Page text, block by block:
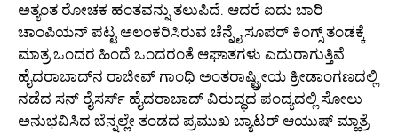
ಅತ್ಯಂತ ರೋಚಕ ಹಂತವನ್ನು ತಲುಪಿದೆ. ಆದರೆ ಐದು ಬಾರಿ
ಚಾಂಪಿಯನ್ ಪಟ್ಟ ಅಲಂಕರಿಸಿರುವ ಚೆನ್ನೈ ಸೂಪರ್ ಕಿಂಗ್ಸ್ ತಂಡಕ್ಕೆ
ಮಾತ್ರ ಒಂದರ ಹಿಂದೆ ಒಂದರಂತೆ ಆಘಾತಗಳು ಎದುರಾಗುತ್ತಿವೆ.
ಹೈದರಾಬಾದ್‌ನ ರಾಜೀವ್ ಗಾಂಧಿ ಅಂತರಾಷ್ಟ್ರೀಯ ಕ್ರೀಡಾಂಗಣದಲ್ಲಿ
ನಡೆದ ಸನ್ ರೈಸರ್ಸ್ ಹೈದರಾಬಾದ್ ವಿರುದ್ಧದ ಪಂದ್ಯದಲ್ಲಿ ಸೋಲು
ಅನುಭವಿಸಿದ ಬೆನ್ನಲ್ಲೇ ತಂಡದ ಪ್ರಮುಖ ಬ್ಯಾಟರ್ ಆಯುಷ್ ಮ್ಹಾತ್ರೆ